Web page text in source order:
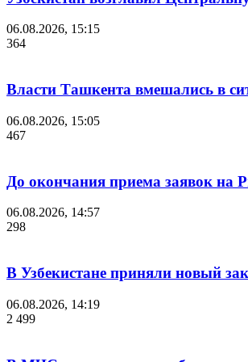
06.08.2026, 15:15
364
Власти Ташкента вмешались в
06.08.2026, 15:05
467
До окончания приема заявок на
06.08.2026, 14:57
298
В Узбекистане приняли новый
06.08.2026, 14:19
2 499